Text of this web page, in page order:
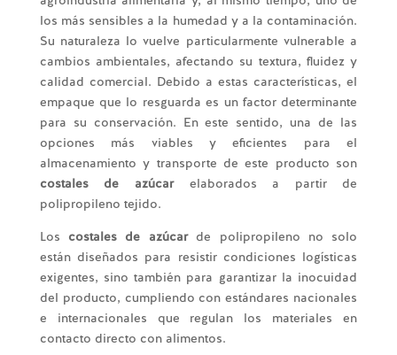
los más sensibles a la humedad y a la contaminación.
Su naturaleza lo vuelve particularmente vulnerable a
cambios ambientales, afectando su textura, fluidez y
calidad comercial. Debido a estas características, el
empaque que lo resguarda es un factor determinante
para su conservación. En este sentido, una de las
opciones más viables y eficientes para el
almacenamiento y transporte de este producto son
costales de azúcarelaborados a partir de
polipropileno tejido.
Los costales de azúcarde polipropileno no solo
están diseñados para resistir condiciones logísticas
exigentes, sino también para garantizar la inocuidad
del producto, cumpliendo con estándares nacionales
e internacionales que regulan los materiales en
contacto directo con alimentos.